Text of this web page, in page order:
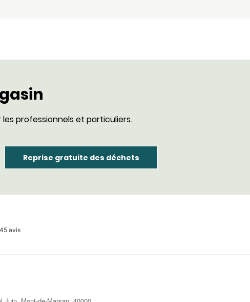
professionnels et particuliers.
Reprise gratuite des déchets
avis